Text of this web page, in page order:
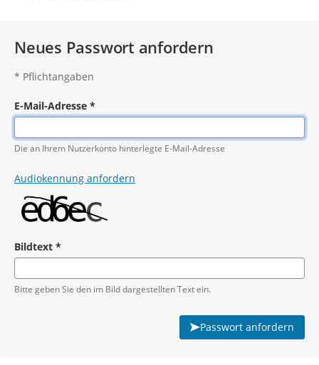
Neues Passwort anfordern
* Pflichtangaben
E-Mail-Adresse *
Pflichtangabe
Die an Ihrem Nutzerkonto hinterlegte E-Mail-Adresse
Audiokennung anfordern
Bildtext *
Pflichtangabe
Bitte geben Sie den im Bild dargestellten Text ein.
Passwort anfordern